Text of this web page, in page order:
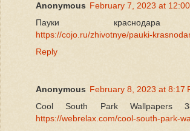
Anonymous February 7, 2023 at
Пауки краснодара
https://cojo.ru/zhivotnye/pauki-
Reply
Anonymous February 8, 2023 at 8:17
Cool South Park Wallpapers
https://webrelax.com/cool-south-park-